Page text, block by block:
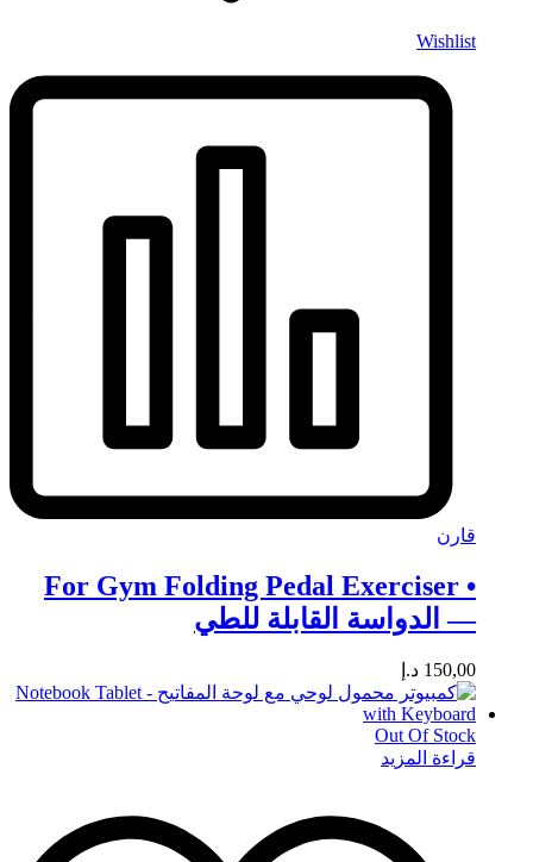
Wishlist
قارن
• For Gym Folding Pedal Exerciser
— الدواسة القابلة للطي
150,00 د.إ
Out Of Stock
قراءة المزيد